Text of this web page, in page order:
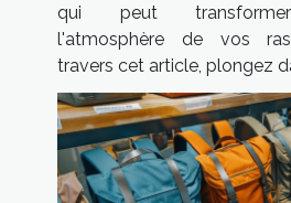
qui peut
l'atmosphère de vos
travers cet article, plongez